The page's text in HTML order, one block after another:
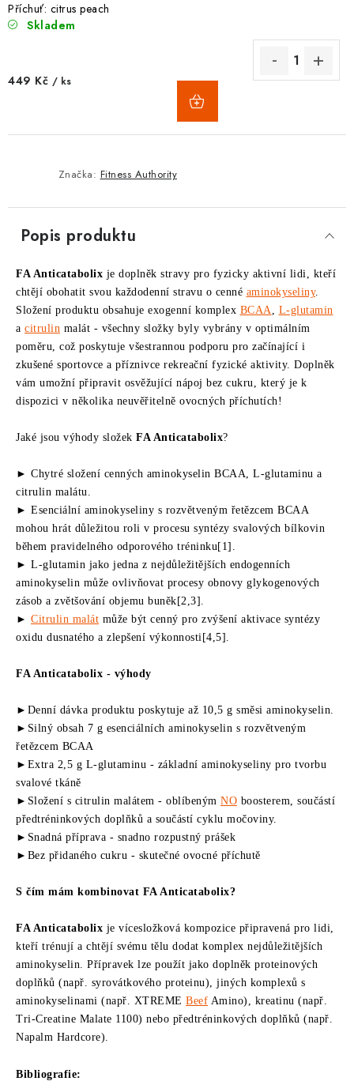
Příchuť: citrus peach
Skladem
449 Kč / ks
Značka: Fitness Authority
Popis produktu
FA Anticatabolix je doplněk stravy pro fyzicky aktivní lidi, kteří
chtějí obohatit svou každodenní stravu o cenné aminokyseliny.
Složení produktu obsahuje exogenní komplex BCAA, L-glutamin
a citrulin malát - všechny složky byly vybrány v optimálním
poměru, což poskytuje všestrannou podporu pro začínající i
zkušené sportovce a příznivce rekreační fyzické aktivity. Doplněk
vám umožní připravit osvěžující nápoj bez cukru, který je k
dispozici v několika neuvěřitelně ovocných příchutích!
Jaké jsou výhody složek FA Anticatabolix?
► Chytré složení cenných aminokyselin BCAA, L-glutaminu a
citrulin malátu.
► Esenciální aminokyseliny s rozvětveným řetězcem BCAA
mohou hrát důležitou roli v procesu syntézy svalových bílkovin
během pravidelného odporového tréninku[1].
► L-glutamin jako jedna z nejdůležitějších endogenních
aminokyselin může ovlivňovat procesy obnovy glykogenových
zásob a zvětšování objemu buněk[2,3].
► Citrulin malát může být cenný pro zvýšení aktivace syntézy
oxidu dusnatého a zlepšení výkonnosti[4,5].
FA Anticatabolix - výhody
►Denní dávka produktu poskytuje až 10,5 g směsi aminokyselin.
►Silný obsah 7 g esenciálních aminokyselin s rozvětveným
řetězcem BCAA
►Extra 2,5 g L-glutaminu - základní aminokyseliny pro tvorbu
svalové tkáně
►Složení s citrulin malátem - oblíbeným NO boosterem, součástí
předtréninkových doplňků a součástí cyklu močoviny.
►Snadná příprava - snadno rozpustný prášek
►Bez přidaného cukru - skutečné ovocné příchutě
S čím mám kombinovat FA Anticatabolix?
FA Anticatabolix je vícesložková kompozice připravená pro lidi,
kteří trénují a chtějí svému tělu dodat komplex nejdůležitějších
aminokyselin. Přípravek lze použít jako doplněk proteinových
doplňků (např. syrovátkového proteinu), jiných komplexů s
aminokyselinami (např. XTREME Beef Amino), kreatinu (např.
Tri-Creatine Malate 1100) nebo předtréninkových doplňků (např.
Napalm Hardcore).
Bibliografie: